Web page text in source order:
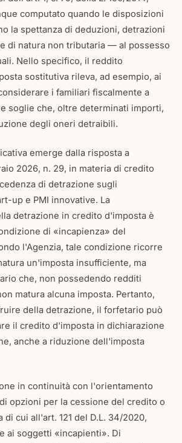
computato quando le disposizioni
la spettanza di deduzioni, detrazioni
di natura non tributaria — al possesso
Nello specifico, il reddito
sostitutiva rileva, ad esempio, ai
i familiari fiscalmente a
soglie che, oltre determinati importi,
degli oneri detraibili.
emerge dalla risposta a
2026, n. 29, in materia di credito
di detrazione sugli
up e PMI innovative. La
detrazione in credito d'imposta è
di «incapienza» del
l'Agenzia, tale condizione ricorre
un'imposta insufficiente, ma
che, non possedendo redditi
matura alcuna imposta. Pertanto,
della detrazione, il forfetario può
il credito d'imposta in dichiarazione
anche a riduzione dell'imposta
in continuità con l'orientamento
opzioni per la cessione del credito o
di cui all'art. 121 del D.L. 34/2020,
ai soggetti «incapienti». Di